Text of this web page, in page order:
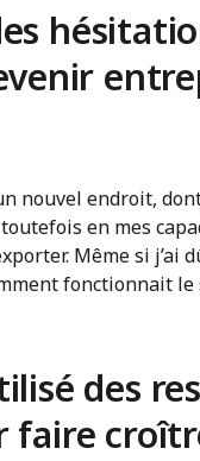
nouvel endroit,
en mes
Même si j’ai
fonctionnait
des
faire